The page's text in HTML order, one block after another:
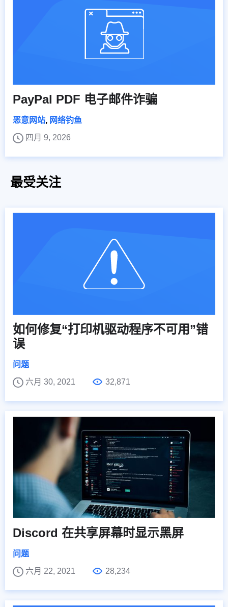
PayPal PDF 电子邮件诈骗
恶意网站, 网络钓鱼
四月 9, 2026
最受关注
如何修复“打印机驱动程序不可用”错
误
问题
六月 30, 2021
32,871
Discord 在共享屏幕时显示黑屏
问题
六月 22, 2021
28,234